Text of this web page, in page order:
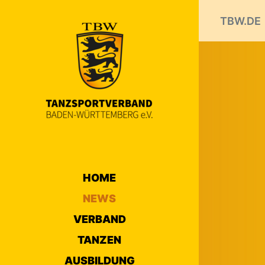
HOME
NEWS
VERBAND
TANZEN
AUSBILDUNG
TBW.DE